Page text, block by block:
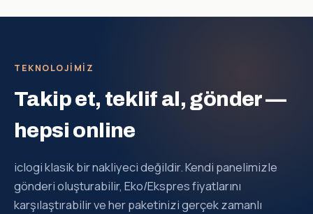
TEKNOLOJIMIZ
Takip et, teklif al, gönder —
hepsi online
iclogi klasik bir nakliyeci değildir. Kendi panelimizle
gönderi oluşturabilir, Eko/Ekspres fiyatlarını
karşılaştırabilir ve her paketinizi gerçek zamanlı